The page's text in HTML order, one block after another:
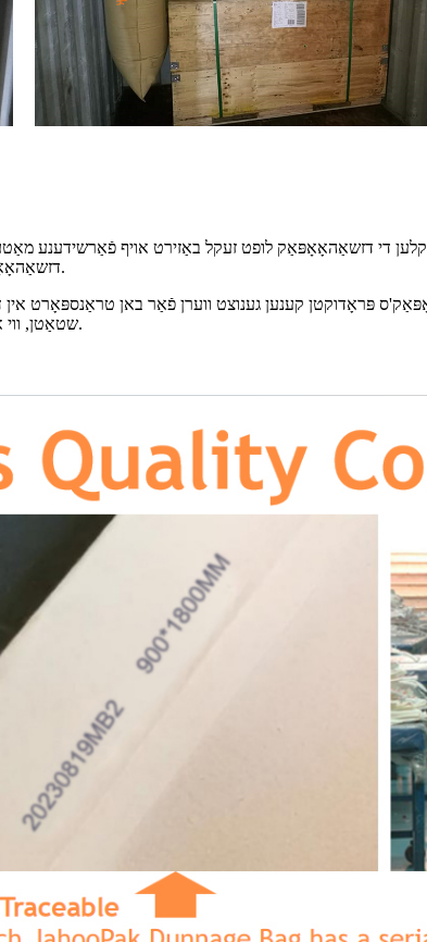
די דזשאַהאָאָפּאַק לופט זעקל באַזירט אויף פֿאַרשידענע
דזשאַהאָאָפּאַק פּראָמאָטירט אַ סאַסטיינאַבאַלן צוגאַנג צו פּראָדוקט אַנטוויקלונג.
שטאַטן, ווי אויך פֿאַר פּאַקאַדזשינג זאכן באַשטימט פֿאַר עקספּאָרט קיין אַמעריקע.